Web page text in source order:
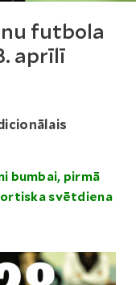
futbola
aprīlī
bumbai, pirmā
svētdiena